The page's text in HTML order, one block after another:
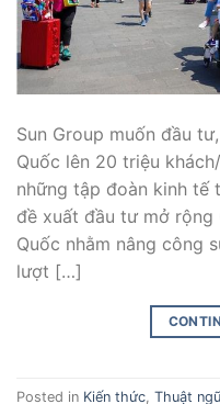
Sun Group muốn đầu
Quốc lên 20 triệu
những tập đoàn kinh tế
đề xuất đầu tư mở rộng
Quốc nhằm nâng công
lượt […]
Posted in Kiến thức Thuật